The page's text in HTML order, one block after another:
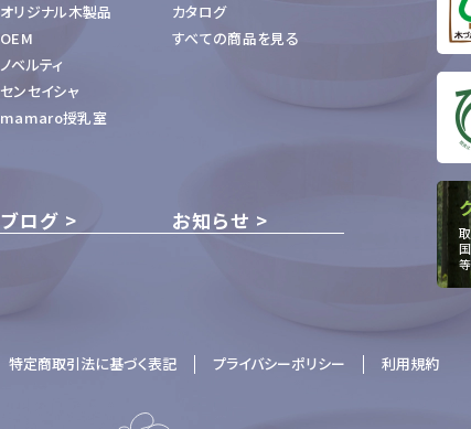
オリジナル木製品
OEM
ノベルティ
センセイシャ
mamaro授乳室
カタログ
すべての商品を見る
ブログ お知らせ
特定商取引法に基づく表記 プライバシーポリシー 利用規約